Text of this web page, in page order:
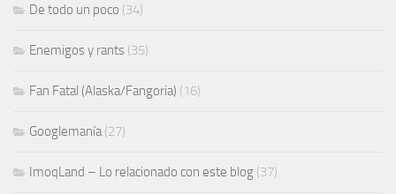
De todo un poco (34)
Enemigos y rants (35)
Fan Fatal (Alaska/Fangoria) (16)
Googlemanía(27)
ImoqLand – Lo relacionado con este blog (37)